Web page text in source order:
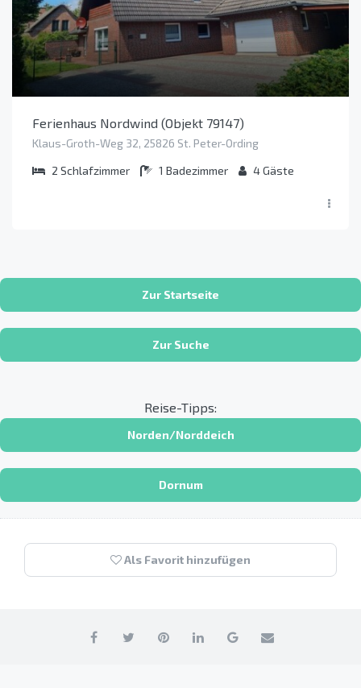
Ferienhaus Nordwind (Objekt 79147)
Klaus-Groth-Weg 32, 25826 St. Peter-Ording
2 Schlafzimmer 1 Badezimmer 4Gäste
Zur Startseite
Zur Suche
Reise-Tipps:
Norden/Norddeich
Dornum
Als Favorit hinzufügen